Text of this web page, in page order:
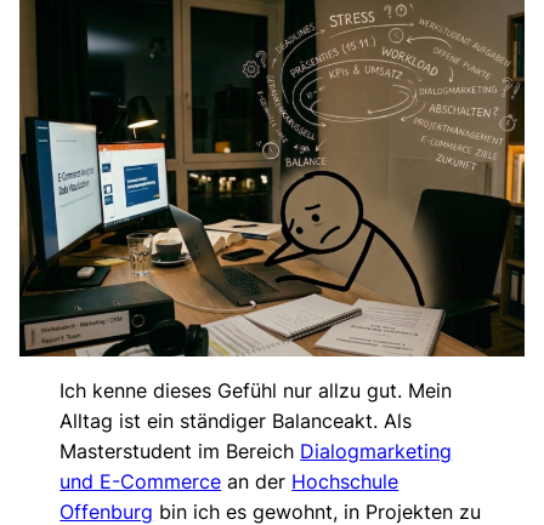
Ich kenne dieses Gefühl nur allzu gut. Mein
Alltag ist ein ständiger Balanceakt. Als
Masterstudent im Bereich Dialogmarketing
und E-Commerce an der Hochschule
Offenburg bin ich es gewohnt, in Projekten zu